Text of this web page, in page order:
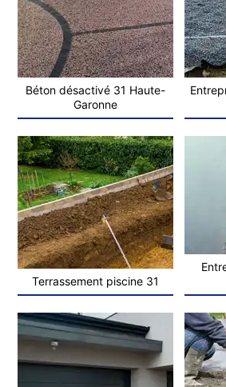
Béton désactivé 31 Haute-
Garonne
Terrassement piscine 31